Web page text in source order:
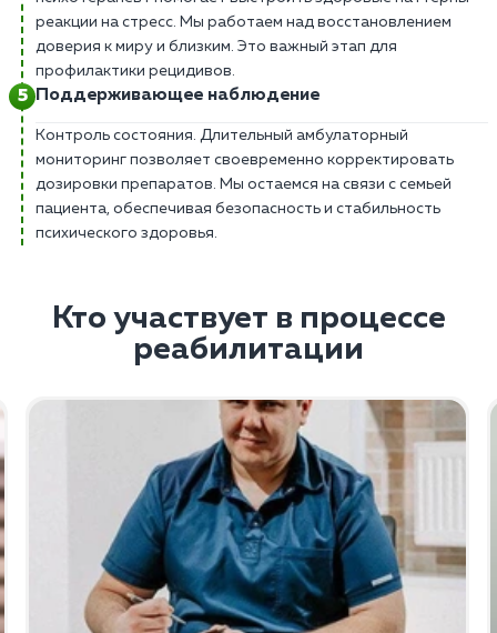
реакции на стресс. Мы работаем над восстановлением
доверия к миру и близким. Это важный этап для
профилактики рецидивов.
Поддерживающее наблюдение
Контроль состояния. Длительный амбулаторный
мониторинг позволяет своевременно корректировать
дозировки препаратов. Мы остаемся на связи с семьей
пациента, обеспечивая безопасность и стабильность
психического здоровья.
Кто участвует в процессе
реабилитации